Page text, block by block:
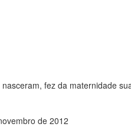
fez da maternidade
de 2012